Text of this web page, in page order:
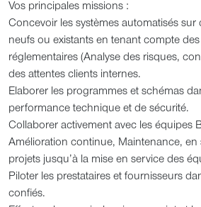
Vos principales missions :
Concevoir les systèmes automatisés sur
neufs ou existants en tenant compte
réglementaires (Analyse des risques,
des attentes clients internes.
Elaborer les programmes et schémas
performance technique et de sécurité.
Collaborer activement avec les équipes
Amélioration continue, Maintenance, en
projets jusqu’à la mise en service des
Piloter les prestataires et fournisseurs
confiés.